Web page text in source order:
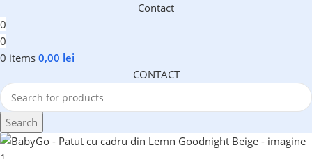
Contact
0
0
0 items 0,00 lei
CONTACT
Search